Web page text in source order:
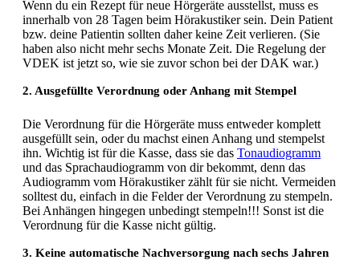
Wenn du ein Rezept für neue Hörgeräte ausstellst, muss es
innerhalb von 28 Tagen beim Hörakustiker sein. Dein Patient
bzw. deine Patientin sollten daher keine Zeit verlieren. (Sie
haben also nicht mehr sechs Monate Zeit. Die Regelung der
VDEK ist jetzt so, wie sie zuvor schon bei der DAK war.)
2. Ausgefüllte Verordnung oder Anhang mit Stempel
Die Verordnung für die Hörgeräte muss entweder komplett
ausgefüllt sein, oder du machst einen Anhang und stempelst
ihn. Wichtig ist für die Kasse, dass sie das Tonaudiogramm
und das Sprachaudiogramm von dir bekommt, denn das
Audiogramm vom Hörakustiker zählt für sie nicht. Vermeiden
solltest du, einfach in die Felder der Verordnung zu stempeln.
Bei Anhängen hingegen unbedingt stempeln!!! Sonst ist die
Verordnung für die Kasse nicht gültig.
3. Keine automatische Nachversorgung nach sechs Jahren